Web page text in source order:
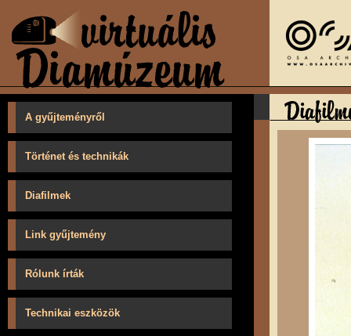
A gyűjteményről
Történet és technikák
Diafilmek
Link gyűjtemény
Rólunk írták
Technikai eszközök